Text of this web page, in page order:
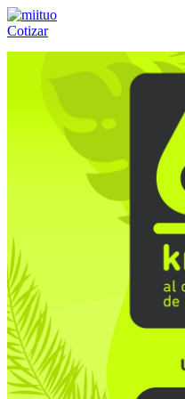
Cotizar
(55) 84-21-05-00